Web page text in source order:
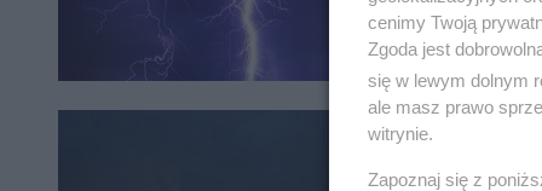
cenimy Twoją
Zgoda jest
się w lewym dolnym
ale masz prawo
witrynie.
Zapoznaj się z